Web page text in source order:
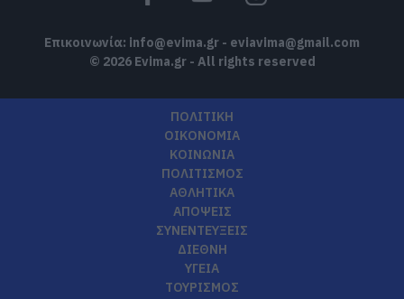
Επικοινωνία: info@evima.gr - eviavima@gmail.com
© 2026 Evima.gr - All rights reserved
ΠΟΛΙΤΙΚΗ
ΟΙΚΟΝΟΜΙΑ
ΚΟΙΝΩΝΙΑ
ΠΟΛΙΤΙΣΜΟΣ
ΑΘΛΗΤΙΚΑ
ΑΠΟΨΕΙΣ
ΣΥΝΕΝΤΕΥΞΕΙΣ
ΔΙΕΘΝΗ
ΥΓΕΙΑ
ΤΟΥΡΙΣΜΟΣ